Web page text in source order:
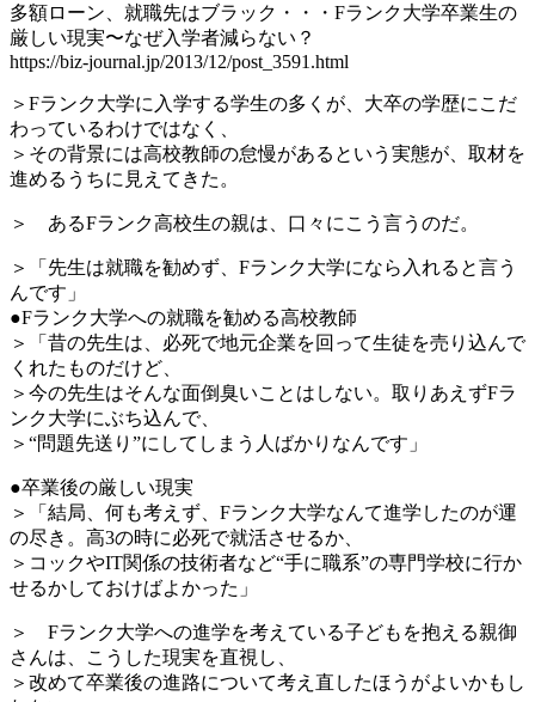
多額ローン、就職先はブラック・・・Fランク大学卒業生の
厳しい現実〜なぜ入学者減らない？
https://biz-journal.jp/2013/12/post_3591.html
＞Fランク大学に入学する学生の多くが、大卒の学歴にこだ
わっているわけではなく、
＞その背景には高校教師の怠慢があるという実態が、取材を
進めるうちに見えてきた。
＞ あるFランク高校生の親は、口々にこう言うのだ。
＞「先生は就職を勧めず、Fランク大学になら入れると言う
んです」
●Fランク大学への就職を勧める高校教師
＞「昔の先生は、必死で地元企業を回って生徒を売り込んで
くれたものだけど、
＞今の先生はそんな面倒臭いことはしない。取りあえずFラ
ンク大学にぶち込んで、
＞“問題先送り”にしてしまう人ばかりなんです」
●卒業後の厳しい現実
＞「結局、何も考えず、Fランク大学なんて進学したのが運
の尽き。高3の時に必死で就活させるか、
＞コックやIT関係の技術者など“手に職系”の専門学校に行か
せるかしておけばよかった」
＞ Fランク大学への進学を考えている子どもを抱える親御
さんは、こうした現実を直視し、
＞改めて卒業後の進路について考え直したほうがよいかもし